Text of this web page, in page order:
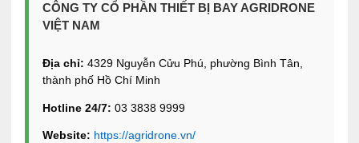
CÔNG TY CỔ PHẦN THIẾT BỊ BAY AGRIDRONE
VIỆT NAM
Địa chỉ: 4329 Nguyễn Cửu Phú, phường Bình Tân,
thành phố Hồ Chí Minh
Hotline 24/7: 03 3838 9999
Website: https://agridrone.vn/